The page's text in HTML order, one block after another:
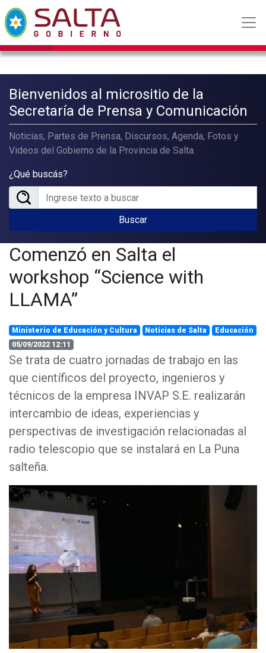
Bienvenidos al micrositio de la
Secretaría de Prensa y Comunicación
Noticias, Partes de Prensa, Discursos, Agenda, Fotos y
Videos del Gobierno de la Provincia de Salta.
¿Qué buscás?
Buscar
Comenzó en Salta el
workshop “Science with
LLAMA”
Ministerio de Educación y Cultura Noticias de Salta
Educación
05/09/2022 12:11
Se trata de cuatro jornadas de trabajo en las
que científicos del proyecto, ingenieros y
técnicos de la empresa INVAP S.E. realizarán
intercambio de ideas, experiencias y
perspectivas de investigación relacionadas al
radio telescopio que se instalará en La Puna
salteña.